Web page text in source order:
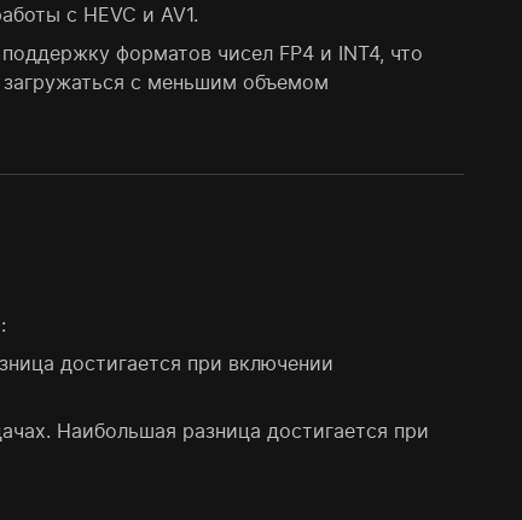
с HEVC и AV1.
форматов чисел FP4 и INT4, что
с меньшим объемом
достигается при включении
Наибольшая разница достигается при